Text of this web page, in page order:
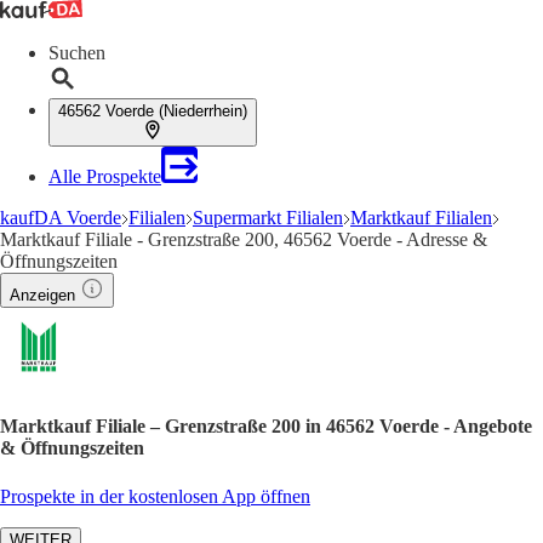
Suchen
46562 Voerde (Niederrhein)
Alle Prospekte
kaufDA Voerde Filialen Supermarkt Filialen Marktkauf Filialen
Marktkauf Filiale - Grenzstraße 200, 46562 Voerde - Adresse &
Öffnungszeiten
Anzeigen
Marktkauf Filiale – Grenzstraße 200 in 46562 Voerde - Angebote
& Öffnungszeiten
Prospekte in der kostenlosen App öffnen